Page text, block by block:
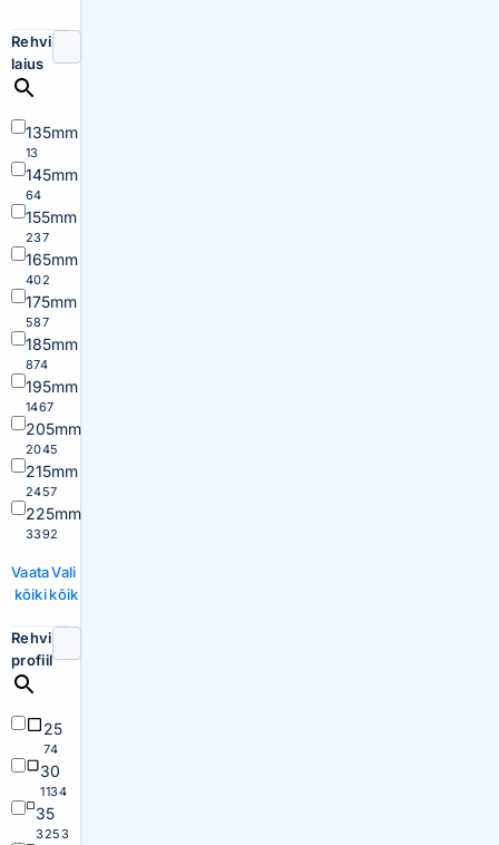
Rehvi
laius
135mm
13
145mm
64
155mm
237
165mm
402
175mm
587
185mm
874
195mm
1467
205mm
2045
215mm
2457
225mm
3392
Vaata
kõiki
Vali
kõik
Rehvi
profiil
25
74
30
1134
35
3253